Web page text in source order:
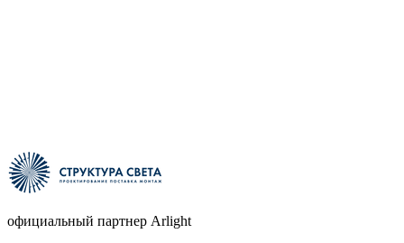
официальный партнер Arlight